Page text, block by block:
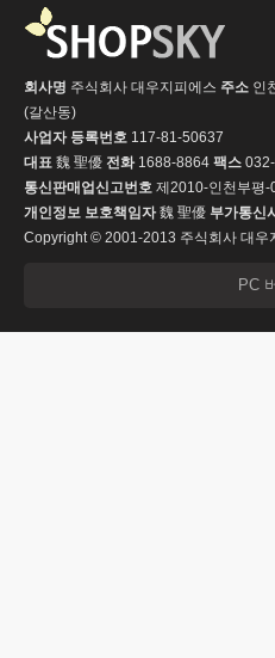
회사명 주식회사 대우지피에스 주소 인
(갈산동)
사업자 등록번호 117-81-50637
대표 魏 聖優 전화1688-8864 팩스
통신판매업신고번호 제2010-인천부평-
개인정보 보호책임자魏 聖優 부가통신
Copyright © 2001-2013 주식회사 대우
PC